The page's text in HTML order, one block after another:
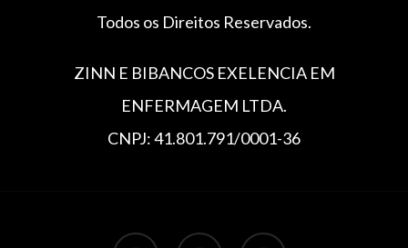
Todos os Direitos Reservados.
ZINN E BIBANCOS EXELENCIA EM
ENFERMAGEM LTDA.
CNPJ: 41.801.791/0001-36